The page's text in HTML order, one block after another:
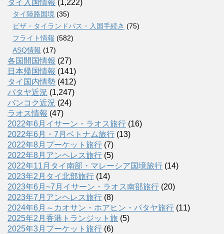
タイ入国情報 (1,222)
タイ陸路国境 (35)
ビザ・タイランドパス・入国手続き (75)
フライト情報 (582)
ASQ情報 (17)
各国開国情報 (27)
日本帰国情報 (141)
タイ国内情勢 (412)
パタヤ近況 (1,247)
バンコク近況 (24)
ラオス情報 (47)
2022年6月イサーン・ラオス旅行 (16)
2022年6月・7月ベトナム旅行 (13)
2022年8月プーケット旅行 (7)
2022年8月アンヘレス旅行 (5)
2022年11月タイ南部・マレーシア国境旅行 (14)
2023年2月タイ北部旅行 (14)
2023年6月~7月イサーン・ラオス南部旅行 (20)
2023年7月アンヘレス旅行 (8)
2024年6月～カオサン・ホアヒン・パタヤ旅行 (11)
2025年2月香港トランジット旅 (5)
2025年3月プーケット旅行 (6)